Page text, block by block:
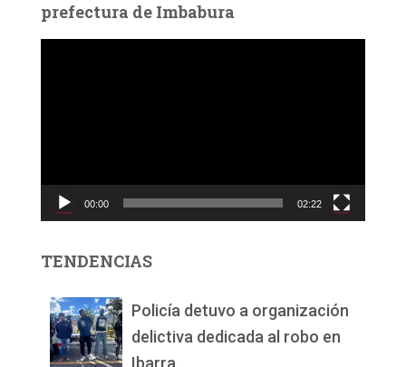
prefectura de Imbabura
c
d
00:00 02:22
TENDENCIAS
Policía detuvo a organización
delictiva dedicada al robo en